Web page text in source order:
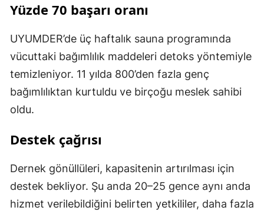
Yüzde 70 başarı oranı
UYUMDER’de üç haftalık sauna programında
vücuttaki bağımlılık maddeleri detoks yöntemiyle
temizleniyor. 11 yılda 800’den fazla genç
bağımlılıktan kurtuldu ve birçoğu meslek sahibi
oldu.
Destek çağrısı
Dernek gönüllüleri, kapasitenin artırılması için
destek bekliyor. Şu anda 20–25 gence aynı anda
hizmet verilebildiğini belirten yetkililer, daha fazla